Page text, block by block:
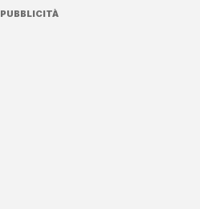
PUBBLICITÀ